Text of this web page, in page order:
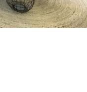
Style
Renovation